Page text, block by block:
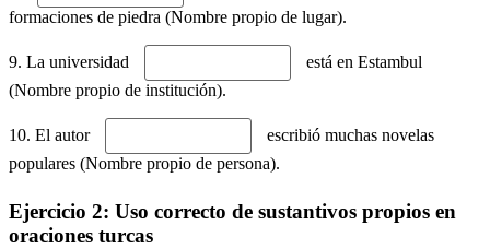
formaciones de piedra (Nombre propio de lugar).
9. La universidad
está en Estambul
(Nombre propio de institución).
10. El autor
escribió muchas novelas
populares (Nombre propio de persona).
Ejercicio 2: Uso correcto de sustantivos propios en
oraciones turcas